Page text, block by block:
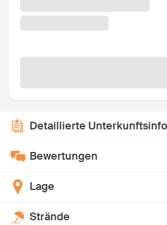
Detaillierte
Bewertungen
Lage
Strände